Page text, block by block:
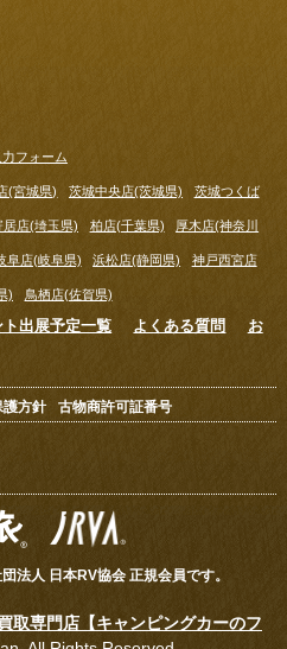
フォーム
(宮城県) 茨城中央店(茨城県) 茨城つくば
居店(埼玉県) 柏店(千葉県) 厚木店(神奈川
阜店(岐阜県) 浜松店(静岡県) 神戸西宮店
) 鳥栖店(佐賀県)
ト出展予定一覧 よくある質問
お
護方針 古物商許可証番号
法人 日本RV協会 正規会員です。
取専門店【キャンピングカーのフ